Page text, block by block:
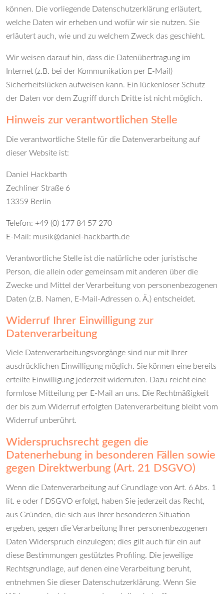
können. Die vorliegende Datenschutzerklärung erläutert,
welche Daten wir erheben und wofür wir sie nutzen. Sie
erläutert auch, wie und zu welchem Zweck das geschieht.
Wir weisen darauf hin, dass die Datenübertragung im
Internet (z.B. bei der Kommunikation per E-Mail)
Sicherheitslücken aufweisen kann. Ein lückenloser Schutz
der Daten vor dem Zugriff durch Dritte ist nicht möglich.
Hinweis zur verantwortlichen Stelle
Die verantwortliche Stelle für die Datenverarbeitung auf
dieser Website ist:
Daniel Hackbarth
Zechliner Straße 6
13359 Berlin
Telefon: +49 (0) 177 84 57 270
E-Mail: musik@daniel-hackbarth.de
Verantwortliche Stelle ist die natürliche oder juristische
Person, die allein oder gemeinsam mit anderen über die
Zwecke und Mittel der Verarbeitung von personenbezogenen
Daten (z.B. Namen, E-Mail-Adressen o. Ä.) entscheidet.
Widerruf Ihrer Einwilligung zur
Datenverarbeitung
Viele Datenverarbeitungsvorgänge sind nur mit Ihrer
ausdrücklichen Einwilligung möglich. Sie können eine bereits
erteilte Einwilligung jederzeit widerrufen. Dazu reicht eine
formlose Mitteilung per E-Mail an uns. Die Rechtmäßigkeit
der bis zum Widerruf erfolgten Datenverarbeitung bleibt vom
Widerruf unberührt.
Widerspruchsrecht gegen die
Datenerhebung in besonderen Fällen sowie
gegen Direktwerbung (Art. 21 DSGVO)
Wenn die Datenverarbeitung auf Grundlage von Art. 6 Abs. 1
lit. e oder f DSGVO erfolgt, haben Sie jederzeit das Recht,
aus Gründen, die sich aus Ihrer besonderen Situation
ergeben, gegen die Verarbeitung Ihrer personenbezogenen
Daten Widerspruch einzulegen; dies gilt auch für ein auf
diese Bestimmungen gestütztes Profiling. Die jeweilige
Rechtsgrundlage, auf denen eine Verarbeitung beruht,
entnehmen Sie dieser Datenschutzerklärung. Wenn Sie